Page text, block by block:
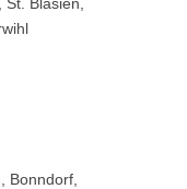
Bonndorf,